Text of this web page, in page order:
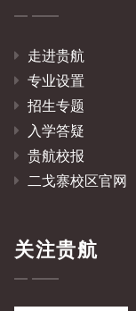
走进贵航
专业设置
招生专题
入学答疑
贵航校报
二戈寨校区官网
关注贵航